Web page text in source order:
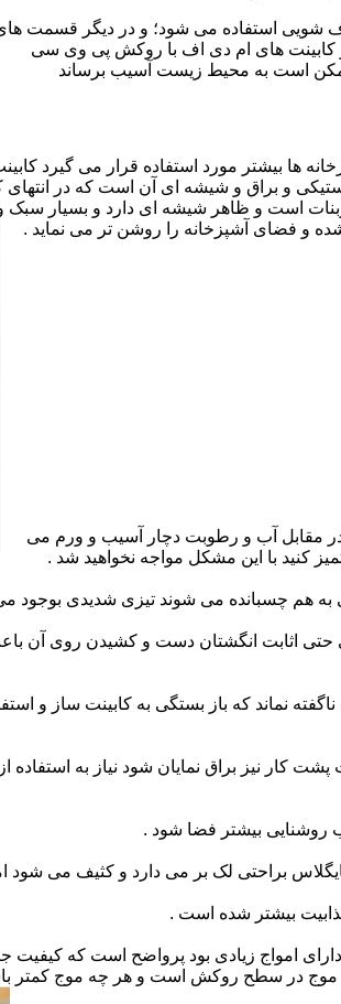
شویی استفاده می شود؛ و در دیگر قسمت
کابینت های ام دی اف با روکش پی وی سی
ممکن است به محیط زیست آسیب برساند
ها بیشتر مورد استفاده قرار می گیرد
و براق و شیشه ای آن است که در
است و ظاهر شیشه ای دارد و بسیار سبک و
و فضای آشپزخانه را روشن تر می نماید .
مقابل آب و رطوبت دچار آسیب و ورم می
کنید با این مشکل مواجه نخواهید شد .
چسبانده می شوند تیزی شدیدی بوجود می
اثابت انگشتان دست و کشیدن روی آن
نماند که باز بستگی به کابینت ساز و
کار نیز براق نمایان شود نیاز به استفاده
روشنایی بیشتر فضا شود .
براحتی لک بر می دارد و کثیف می شود
بیشتر شده است .
دارای امواج زیادی بود پرواضح است که
موج در سطح روکش است و هر چه موج